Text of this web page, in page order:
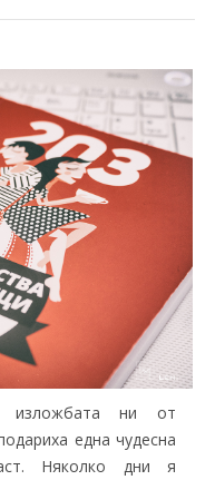
ни от
една чудесна
Няколко дни я